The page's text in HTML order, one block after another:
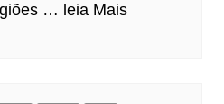
… leia Mais